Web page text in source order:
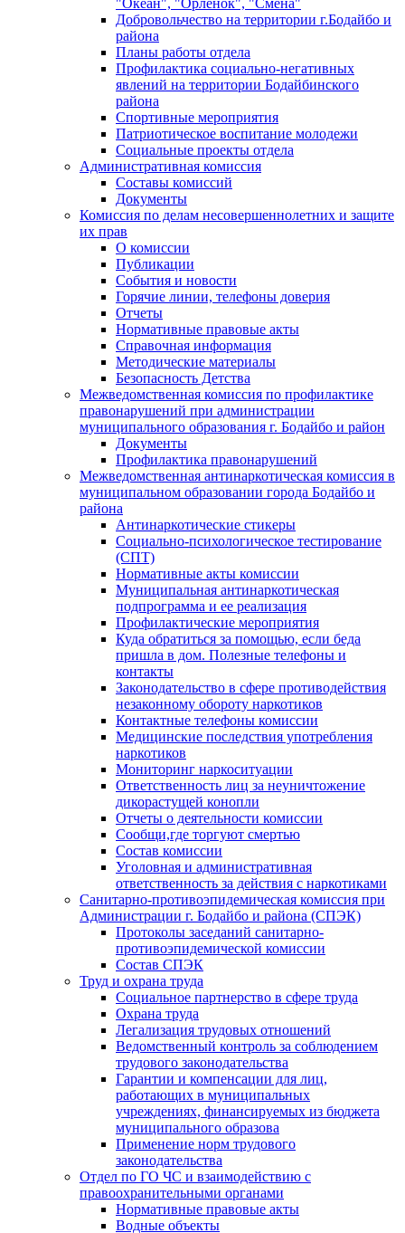
"Океан", "Орленок", "Смена"
Добровольчество на территории г.Бодайбо и
района
Планы работы отдела
Профилактика социально-негативных
явлений на территории Бодайбинского
района
Спортивные мероприятия
Патриотическое воспитание молодежи
Социальные проекты отдела
Административная комиссия
Составы комиссий
Документы
Комиссия по делам несовершеннолетних и защите
их прав
О комиссии
Публикации
События и новости
Горячие линии, телефоны доверия
Отчеты
Нормативные правовые акты
Справочная информация
Методические материалы
Безопасность Детства
Межведомственная комиссия по профилактике
правонарушений при администрации
муниципального образования г. Бодайбо и район
Документы
Профилактика правонарушений
Межведомственная антинаркотическая комиссия в
муниципальном образовании города Бодайбо и
района
Антинаркотические стикеры
Социально-психологическое тестирование
(СПТ)
Нормативные акты комиссии
Муниципальная антинаркотическая
подпрограмма и ее реализация
Профилактические мероприятия
Куда обратиться за помощью, если беда
пришла в дом. Полезные телефоны и
контакты
Законодательство в сфере противодействия
незаконному обороту наркотиков
Контактные телефоны комиссии
Медицинские последствия употребления
наркотиков
Мониторинг наркоситуации
Ответственность лиц за неуничтожение
дикорастущей конопли
Отчеты о деятельности комиссии
Сообщи,где торгуют смертью
Состав комиссии
Уголовная и административная
ответственность за действия с наркотиками
Санитарно-противоэпидемическая комиссия при
Администрации г. Бодайбо и района (СПЭК)
Протоколы заседаний санитарно-
противоэпидемической комиссии
Состав СПЭК
Труд и охрана труда
Социальное партнерство в сфере труда
Охрана труда
Легализация трудовых отношений
Ведомственный контроль за соблюдением
трудового законодательства
Гарантии и компенсации для лиц,
работающих в муниципальных
учреждениях, финансируемых из бюджета
муниципального образова
Применение норм трудового
законодательства
Отдел по ГО ЧС и взаимодействию с
правоохранительными органами
Нормативные правовые акты
Водные объекты